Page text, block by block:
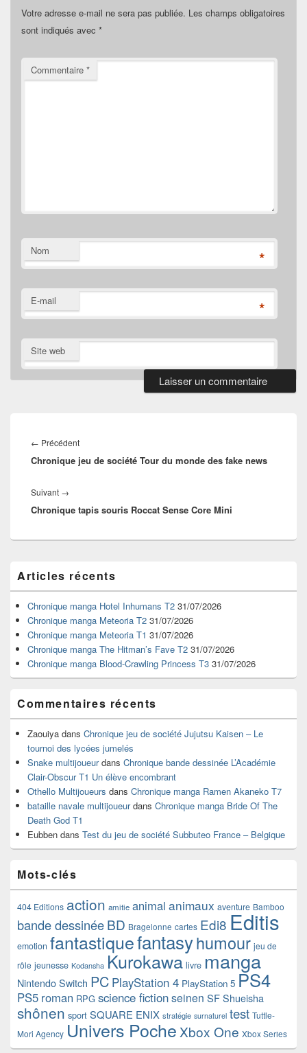
Votre adresse e-mail ne sera pas publiée. Les champs obligatoires
sont indiqués avec *
Commentaire *
Nom *
E-mail *
Site web
de
l’article
← PrécédentArticle
précédent :
Chronique jeu de société Tour du monde des fake news
Suivant →
suivant :
Chronique tapis souris Roccat Sense Core Mini
principale
de
widget
pour
barre
latérale
Articles récents
Chronique manga Hotel Inhumans T2 31/07/2026
Chronique manga Meteoria T2 31/07/2026
Chronique manga Meteoria T1 31/07/2026
Chronique manga The Hitman’s Fave T2 31/07/2026
Chronique manga Blood-Crawling Princess T3 31/07/2026
Commentaires récents
Zaouiya dans Chronique jeu de société Jujutsu Kaisen – Le
tournoi des lycées jumelés
Snake multijoueurdans Chronique bande dessinée L’Académie
Clair-Obscur T1 Un élève encombrant
Othello Multijoueurs dans Chronique manga Ramen Akaneko T7
bataille navale multijoueurdans Chronique manga Bride Of The
Death God T1
Eubben dans Test du jeu de société Subbuteo France – Belgique
Mots-clés
404 Editions action amitie animal animaux aventure Bamboo
bande dessinéeBD Bragelonne cartes Edi8 Editis
emotion fantastiquefantasyhumour jeu de
rôle jeunesse Kodansha Kurokawa livre manga
Nintendo Switch PC PlayStation 4 PlayStation 5 PS4
PS5 roman RPG science fictionseinen SF Shueisha
shônen sport SQUARE ENIX stratégie surnaturel test Tuttle-
Mori Agency Univers Poche Xbox One Xbox Series